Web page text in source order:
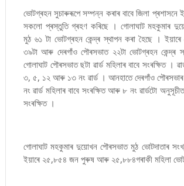
ভোটগ্ৰহন সুচাৰুৰূপে সম্পন্ন কৰাৰ বাবে জিলা প্ৰশাসনে
সকলো প্ৰস্তুতি গ্ৰহণ কৰিছে । গোলাঘাট মহকুমাৰ
মুঠ ৬১ টা ভোটগ্ৰহন কেন্দ্ৰ স্থাপন কৰা হৈছে ।
৩৯টা আৰু দেৰগাঁও পৌৰসভাত ২২টা ভোটগ্ৰহন কেন্দ্ৰ
গোলাঘাট পৌৰসভাত ছটা ৱাৰ্ড মহিলাৰ বাবে সংৰক্ষিত ।
৩, ৫, ১২ আৰু ১৩ নং ৱাৰ্ড । আনহাতে দেৰগাঁও
নং ৱাৰ্ড মহিলাৰ বাবে সংৰক্ষিত আৰু ৮ নং ৱাৰ্ডটো অনুসূচীত
সংৰক্ষিত ।
গোলাঘাট মহকুমাৰ দুয়োখন পৌৰসভাত মুঠ ভোটদাতাৰ
ইয়াৰে ২৫,৮৫৪ জন পুৰুষ আৰু ২৫,৮৮৪গৰাকী মহিলা